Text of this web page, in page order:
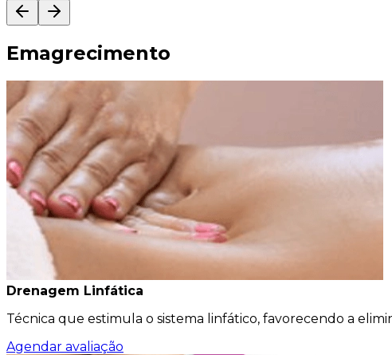
Emagrecimento
Drenagem Linfática
Técnica que estimula o sistema linfático, favorecendo a
Agendar avaliação